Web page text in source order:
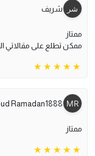
شريف
ممتاز
ممكن تطلع على مقالاتي
Ramadan1888
ممتاز